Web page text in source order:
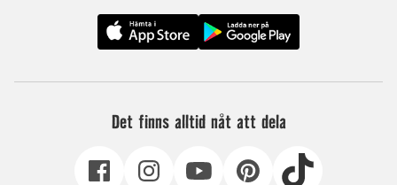
Det finns alltid nåt att dela